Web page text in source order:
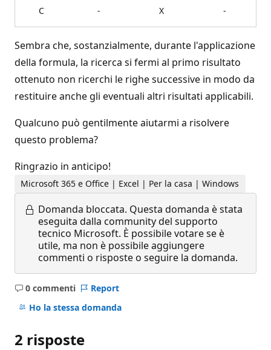
C - X -
Sembra che, sostanzialmente, durante l'applicazione
della formula, la ricerca si fermi al primo risultato
ottenuto non ricerchi le righe successive in modo da
restituire anche gli eventuali altri risultati applicabili.
Qualcuno può gentilmente aiutarmi a risolvere
questo problema?
Ringrazio in anticipo!
Microsoft 365 e Office | Excel | Per la casa | Windows
Domanda bloccata. Questa domanda è stata
eseguita dalla community del supporto
tecnico Microsoft. È possibile votare se è
utile, ma non è possibile aggiungere
commenti o risposte o seguire la domanda.
0 commenti
Nessun
commento
Report
Ho la stessa domanda
2 risposte